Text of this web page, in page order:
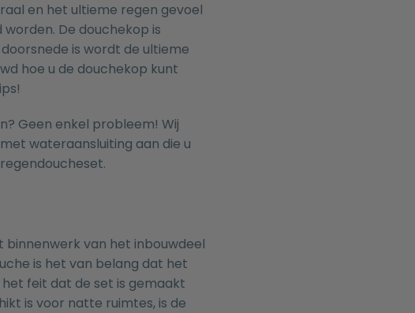
en het ultieme regen gevoel
De douchekop is
is wordt de ultieme
hoe u de douchekop kunt
Geen enkel probleem! Wij
wateraansluiting aan die u
binnenwerk van het inbouwdeel
is het van belang dat het
het feit dat de set is gemaakt
is voor natte ruimtes, is de